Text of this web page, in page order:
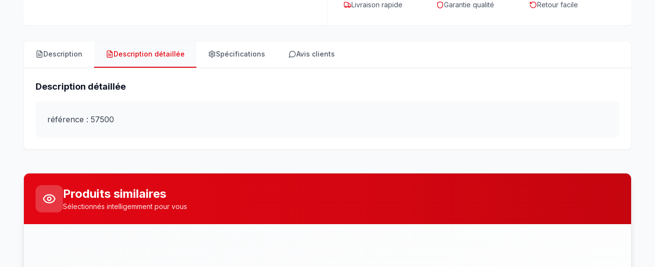
Livraison rapide Garantie qualité Retour facile
Description Description détaillée Spécifications Avis clients
Description détaillée
référence : 57500
Produits similaires
Sélectionnés intelligemment pour vous